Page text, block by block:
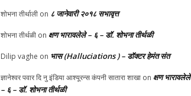
शोभना तीर्थाली on ८ जानेवारी २०१८ सभावृत्त
शोभना तीर्थळी on क्षण भारावलेले – ६ – डॉ. शोभना तीर्थळी
Dilip vaghe on भास (Halluciations ) – डॉक्टर हेमंत संत
ज्ञानेश्वर पवार दि नु इंडिया आश्यूरन्स कंपनी सातारा शाखा on क्षण भारावलेले
– ६ – डॉ. शोभना तीर्थळी